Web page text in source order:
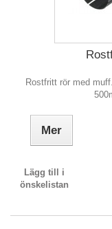
Rostfritt rör med
Mer
Lägg till i
önskelistan